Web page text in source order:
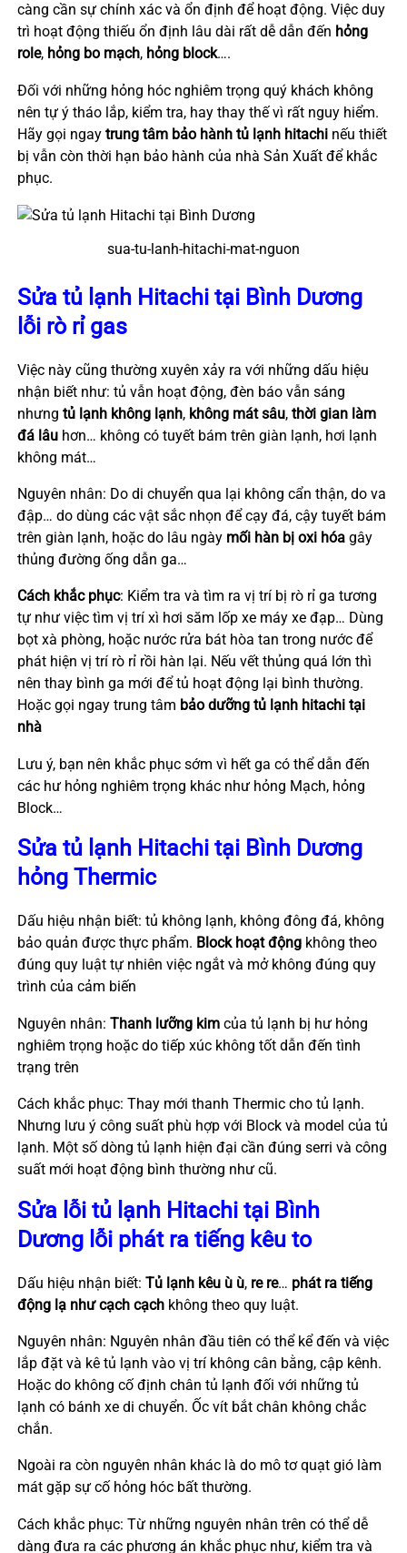
càng cần sự chính xác và ổn định để hoạt động. Việc duy
trì hoạt động thiếu ổn định lâu dài rất dễ dẫn đến hỏng
role, hỏng bo mạch, hỏng block….
Đối với những hỏng hóc nghiêm trọng quý khách không
nên tự ý tháo lắp, kiểm tra, hay thay thế vì rất nguy hiểm.
Hãy gọi ngay trung tâm bảo hành tủ lạnh hitachinếu thiết
bị vẫn còn thời hạn bảo hành của nhà Sản Xuất để khắc
phục.
sua-tu-lanh-hitachi-mat-nguon
Sửa tủ lạnh Hitachi tại Bình Dương
lỗi rò rỉ gas
Việc này cũng thường xuyên xảy ra với những dấu hiệu
nhận biết như: tủ vẫn hoạt động, đèn báo vẫn sáng
nhưng tủ lạnh không lạnh, không mát sâu, thời gian làm
đá lâuhơn… không có tuyết bám trên giàn lạnh, hơi lạnh
không mát…
Nguyên nhân: Do di chuyển qua lại không cẩn thận, do va
đập… do dùng các vật sắc nhọn để cạy đá, cậy tuyết bám
trên giàn lạnh, hoặc do lâu ngày mối hàn bị oxi hóagây
thủng đường ống dẫn ga…
Cách khắc phục: Kiểm tra và tìm ra vị trí bị rò rỉ ga tương
tự như việc tìm vị trí xì hơi săm lốp xe máy xe đạp… Dùng
bọt xà phòng, hoặc nước rửa bát hòa tan trong nước để
phát hiện vị trí rò rỉ rồi hàn lại. Nếu vết thủng quá lớn thì
nên thay bình ga mới để tủ hoạt động lại bình thường.
Hoặc gọi ngay trung tâm bảo dưỡng tủ lạnh hitachi tại
nhà
Lưu ý, bạn nên khắc phục sớm vì hết ga có thể dẫn đến
các hư hỏng nghiêm trọng khác như hỏng Mạch, hỏng
Block…
Sửa tủ lạnh Hitachi tại Bình Dương
hỏng Thermic
Dấu hiệu nhận biết: tủ không lạnh, không đông đá, không
bảo quản được thực phẩm. Block hoạt độngkhông theo
đúng quy luật tự nhiên việc ngắt và mở không đúng quy
trình của cảm biến
Nguyên nhân: Thanh lưỡng kimcủa tủ lạnh bị hư hỏng
nghiêm trọng hoặc do tiếp xúc không tốt dẫn đến tình
trạng trên
Cách khắc phục: Thay mới thanh Thermic cho tủ lạnh.
Nhưng lưu ý công suất phù hợp với Block và model của tủ
lạnh. Một số dòng tủ lạnh hiện đại cần đúng serri và công
suất mới hoạt động bình thường như cũ.
Sửa lỗi tủ lạnh Hitachi tại Bình
Dương lỗi phát ra tiếng kêu to
Dấu hiệu nhận biết: Tủ lạnh kêu ù ù, re re… phát ra tiếng
động lạ như cạch cạchkhông theo quy luật.
Nguyên nhân: Nguyên nhân đầu tiên có thể kể đến và việc
lắp đặt và kê tủ lạnh vào vị trí không cân bằng, cập kênh.
Hoặc do không cố định chân tủ lạnh đối với những tủ
lạnh có bánh xe di chuyển. Ốc vít bắt chân không chắc
chắn.
Ngoài ra còn nguyên nhân khác là do mô tơ quạt gió làm
mát gặp sự cố hỏng hóc bất thường.
Cách khắc phục: Từ những nguyên nhân trên có thể dễ
dàng đưa ra các phương án khắc phục như, kiểm tra và